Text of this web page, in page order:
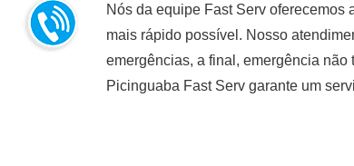
Nós da equipe Fast Serv oferecemos
mais rápido possível. Nosso
emergências, a final, emergência
Picinguaba Fast Serv garante um